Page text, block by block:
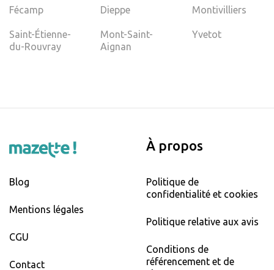
Fécamp Dieppe Montivilliers
Saint-Étienne-
du-Rouvray
Mont-Saint-
Aignan
Yvetot
Blog
Mentions légales
CGU
Contact
À propos
Politique de
confidentialité et cookies
Politique relative aux avis
Conditions de
référencement et de